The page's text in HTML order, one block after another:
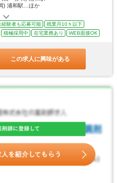
) 浦和駅…ほか
経験者も応募可能
残業月10ｈ以下
積極採用中 在宅業務あり WEB面接OK
この求人に興味がある